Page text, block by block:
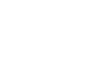
Pimpinan Redaksi Harian Garut
menegaskan komitmen jajarannya
mengembangkan Harian Garut
profesional, independen, dan